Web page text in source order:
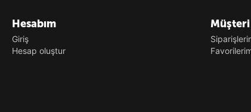
Hesabım
Giriş
Hesap oluştur